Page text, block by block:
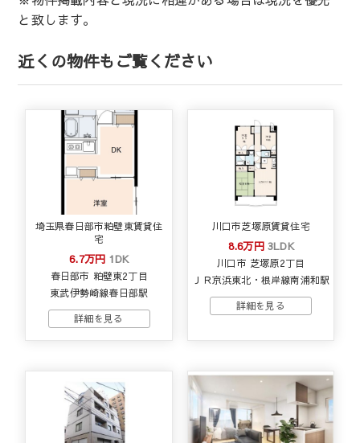
と致します。
近くの物件もご覧ください
埼玉県春日部市粕壁東賃貸住
宅
6.7万円 1DK
春日部市 粕壁東2丁目
東武伊勢崎線春日部駅
川口市芝塚原賃貸住宅
8.6万円 3LDK
川口市 芝塚原2丁目
ＪＲ京浜東北・根岸線南浦和駅